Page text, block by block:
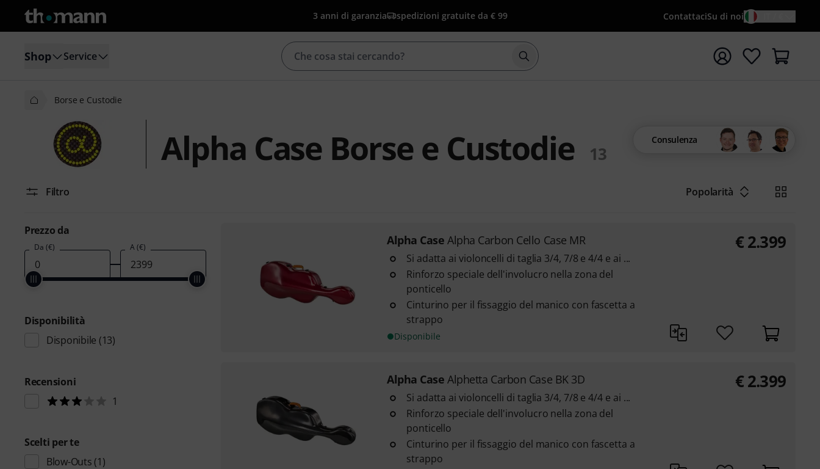
3 anni di garanzia spedizioni gratuite da € 99 ContattaciSu di noi
Shop Service Avviare la ricerca con il termine di ricerca {searchTerm}
Borse e Custodie
Alpha Case Borse e Custodie 13
Consulenza
Filtro Popolarità
Prezzo da
Da (€) A (€)
Disponibilità
Disponibile (13)
Recensioni
1
Scelti per te
Blow-Outs (1)
Alpha Case Alpha Carbon Cello Case MR
Si adatta ai violoncelli di taglia 3/4, 7/8 e 4/4 e ai ...
Rinforzo speciale dell'involucro nella zona del
ponticello
Cinturino per il fissaggio del manico con fascetta a
strappo
Disponibile
€ 2.399
Alpha Case Alphetta Carbon Case BK 3D
Si adatta ai violoncelli di taglia 3/4, 7/8 e 4/4 e ai ...
Rinforzo speciale dell'involucro nella zona del
ponticello
Cinturino per il fissaggio del manico con fascetta a
strappo
€ 2.399